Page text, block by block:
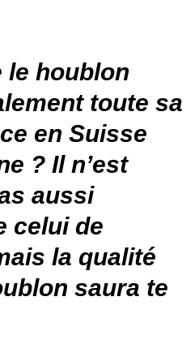
le houblon
toute sa
en Suisse
? Il n’est
aussi
celui de
la qualité
saura te